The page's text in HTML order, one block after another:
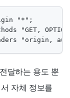
"*";
"GET,
"origin,
달하는 용도 뿐
자체 정보를